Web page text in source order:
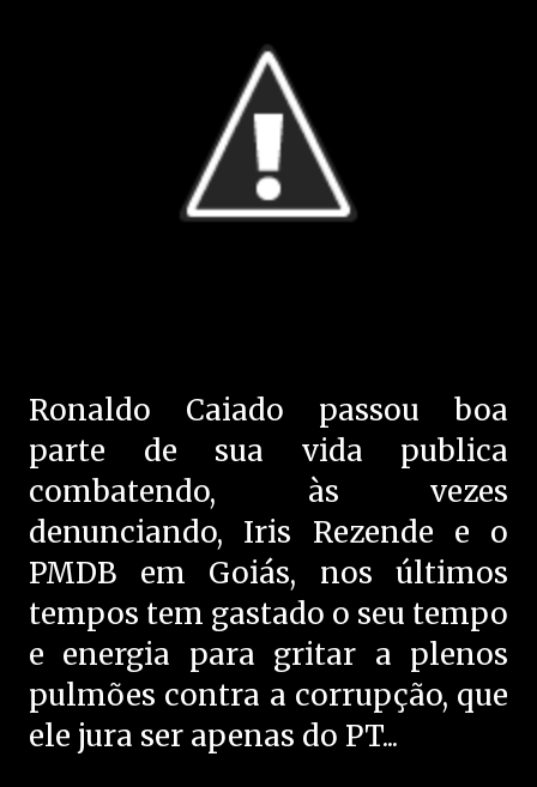
Ronaldo Caiado passou boa
parte de sua vida publica
combatendo, às vezes
denunciando, Iris Rezende e o
PMDB em Goiás, nos últimos
tempos tem gastado o seu tempo
e energia para gritar a plenos
pulmões contra a corrupção, que
ele jura ser apenas do PT...